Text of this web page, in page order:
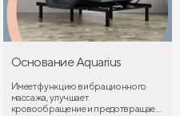
Основание Aquarius
Имеет функцию вибрационного
массажа, улучшает
кровообращение и предотвращает